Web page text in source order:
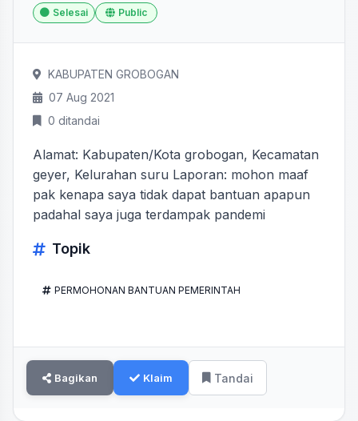
Selesai Public
KABUPATEN GROBOGAN
07 Aug 2021
0 ditandai
Alamat: Kabupaten/Kota grobogan, Kecamatan
geyer, Kelurahan suru Laporan: mohon maaf
pak kenapa saya tidak dapat bantuan apapun
padahal saya juga terdampak pandemi
Topik
PERMOHONAN BANTUAN PEMERINTAH
Bagikan Klaim Tandai